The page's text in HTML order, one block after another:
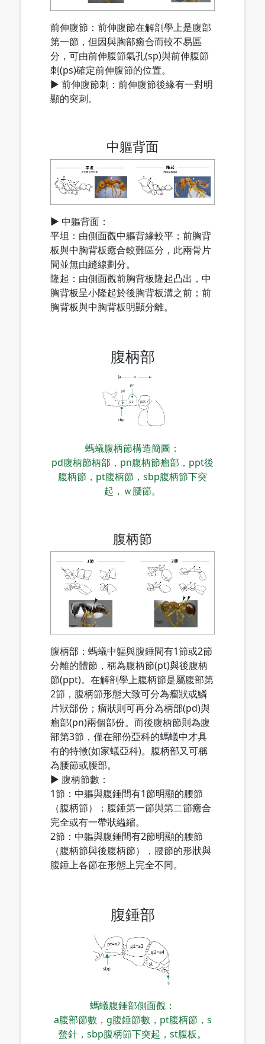
前伸腹節：前伸腹節在解剖學上是腹部
第一節，但因與胸部癒合而較不易區
分，可由前伸腹節氣孔(sp)與前伸腹節
刺(ps)確定前伸腹節的位置。
▶ 前伸腹節刺：前伸腹節後緣有一對明
顯的突刺。
中軀背面
▶ 中軀背面：
平坦：由側面觀中軀背緣較平；前胸背
板與中胸背板癒合較難區分，此兩骨片
間並無由縫線劃分。
隆起：由側面觀前胸背板隆起凸出，中
胸背板呈小隆起於後胸背板溝之前；前
胸背板與中胸背板明顯分離。
腹柄部
螞蟻腹柄節構造簡圖：
pd腹柄節柄部，pn腹柄節瘤部，ppt後
腹柄節，pt腹柄節，sbp腹柄節下突
起，ｗ腰節。
腹柄節
腹柄部：螞蟻中軀與腹錘間有1節或2節
分離的體節，稱為腹柄節(pt)與後腹柄
節(ppt)。在解剖學上腹柄節是屬腹部第
2節，腹柄節形態大致可分為瘤狀或鱗
片狀部份；瘤狀則可再分為柄部(pd)與
瘤部(pn)兩個部份。而後腹柄節則為腹
部第3節，僅在部份亞科的螞蟻中才具
有的特徵(如家蟻亞科)。腹柄部又可稱
為腰節或腰部。
▶ 腹柄節數：
1節：中軀與腹錘間有1節明顯的腰節
（腹柄節）；腹錘第一節與第二節癒合
完全或有一帶狀縊縮。
2節：中軀與腹錘間有2節明顯的腰節
（腹柄節與後腹柄節），腰節的形狀與
腹錘上各節在形態上完全不同。
腹錘部
螞蟻腹錘部側面觀：
a腹部節數，g腹錘節數，pt腹柄節，s
螫針，sbp腹柄節下突起，st腹板。